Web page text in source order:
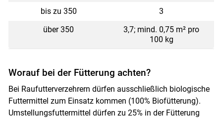
bis zu 350
3
über 350
3,7; mind. 0,75 m² pro
100 kg
Worauf bei der Fütterung achten?
Bei Raufutterverzehrern dürfen ausschließlich biologische
Futtermittel zum Einsatz kommen (100% Biofütterung).
Umstellungsfuttermittel dürfen zu 25% in der Fütterung